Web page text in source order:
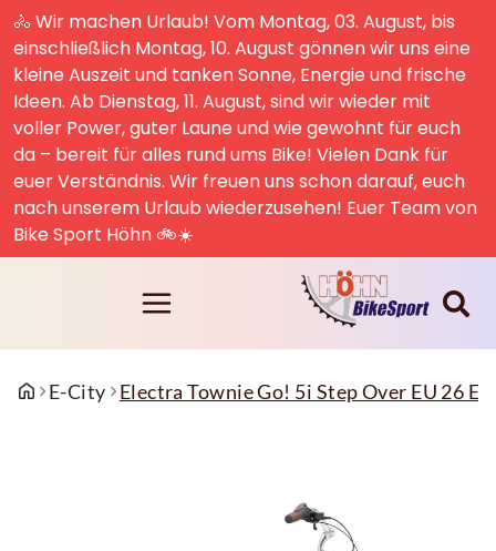
🚴 Wir machen Urlaub! Vom Montag, 03. August, bis
einschließlich Montag, 10. August gönnen wir uns eine
kleine Auszeit und tanken Sonne, Energie und frische
Ideen. Ab Dienstag, 11. August, sind wir wieder mit
voller Power, guter Laune und wie gewohnt für euch
da – bereit für alles rund ums Bike! Vielen Dank für
euer Verständnis. Wir freuen uns schon darauf, euch
nach unserem Urlaub wiederzusehen! Euer Team von
Bike Sport Höhn 🚲☀️
E-City Electra Townie Go! 5i Step Over EU 26